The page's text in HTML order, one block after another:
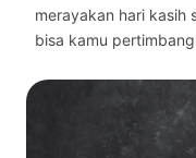
merayakan hari kasih
bisa kamu